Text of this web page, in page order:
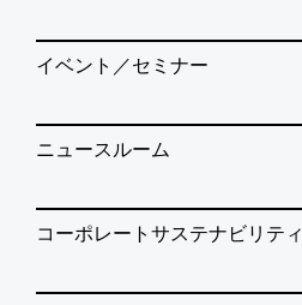
イベント／セミナー
ニュースルーム
コーポレートサステナビリティ